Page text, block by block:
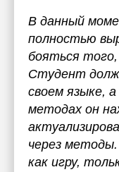
В данный
полностью
бояться
Студент
своем языке,
методах он
через
как игру,